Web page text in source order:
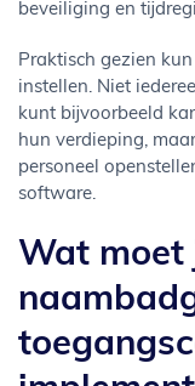
beveiliging en
Praktisch gezien
instellen. Niet
kunt bijvoorbeeld
hun verdieping,
personeel
software.
Wat moet